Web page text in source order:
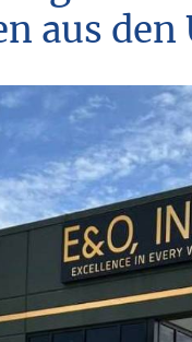
aus den